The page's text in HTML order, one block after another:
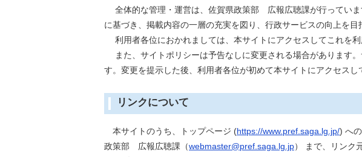
全体的な管理・運営は、佐賀県政策部 広報広聴課が行っていま
に基づき、掲載内容の一層の充実を図り、行政サービスの向上を目
利用者各位におかれましては、本サイトにアクセスしてこれを
また、サイトポリシーは予告なしに変更される場合があります
す。変更を提示した後、利用者各位が初めて本サイトにアクセス
リンクについて
本サイトのうち、トップページ (https://www.pref.saga.lg.jp/) へ
政策部 広報広聴課（webmaster@pref.saga.lg.jp） まで、リンク